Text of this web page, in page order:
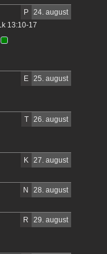
P 24. august
13:10-17
E 25. august
T 26. august
K 27. august
N
28. august
R
29. august